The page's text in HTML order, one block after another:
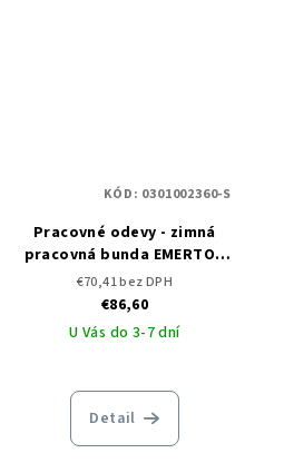
Pracovné odevy - zimná
pracovná bunda EMERTON
BLACK - ČERVA
€70,41 bez DPH
€86,60
U Vás do 3-7 dní
Detail
KÓD: 0301002360-S